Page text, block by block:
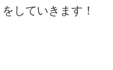
をしていきます！